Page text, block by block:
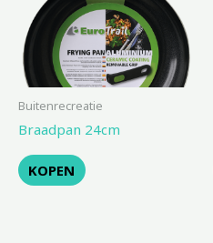
Buitenrecreatie
Braadpan 24cm
KOPEN